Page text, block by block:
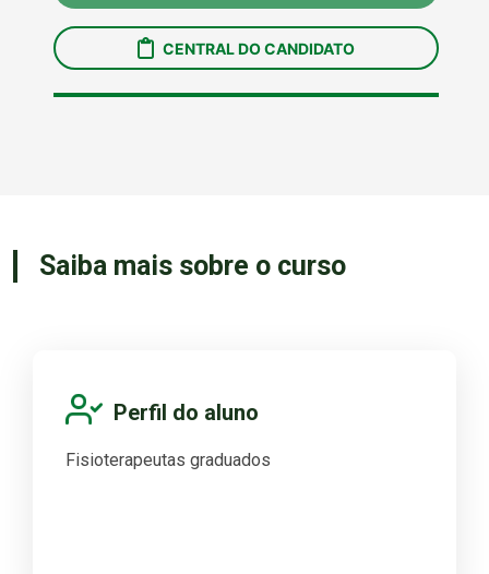
Saiba mais sobre o curso
Perfil do aluno
Fisioterapeutas graduados